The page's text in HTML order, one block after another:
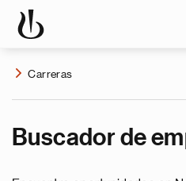
Carreras
Buscador de